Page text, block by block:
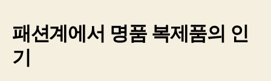
패션계에서 명품 복제품의 인
기